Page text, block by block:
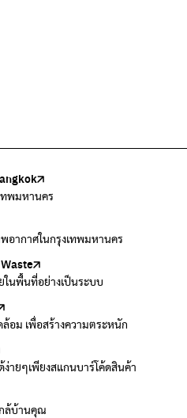
ทพมหานคร
อากาศในกรุงเทพมหานคร
ในพื้นที่อย่างเป็นระบบ
ล้อม เพื่อสร้างความตระหนัก
ง่ายๆเพียงสแกนบาร์โค้ดสินค้า
ล้บ้านคุณ
ที่หายไป
ต่วันนี้ เดี๋ยวลุงสอนให้
วเกี่ยวกับขยะ ที่เข้าถึงง่าย
สนุก
ต่อเสื้อผ้ามือสองคุณภาพดี
AIS
อย่างถูกวิธี ตามจุดรับ และไปรษณีย์
ล้บ้านคุณ
อากาศรอบตัวคุณง่ายๆ
มอชัวร์" จากกรมควบคุมโรค
อากาศในช่วงสูงสุดของแต่ละวัน
มืองและชุมชนสุขภาวะ
วยพลังเรียนรู้
พิษ
วกับมาตรฐานคุณภาพอากาศ น้ำ และเสียง
ม กรุงเทพมหานคร
ายข่าวส่งเสริมอนุรักษ์พลังงาน กทม.
our planet and more